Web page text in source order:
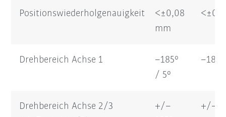
Positionswiederholgenauigkeit
<±0,08
mm
Drehbereich Achse 1
–185°
/ 5°
Drehbereich Achse 2/3
+/–
+/